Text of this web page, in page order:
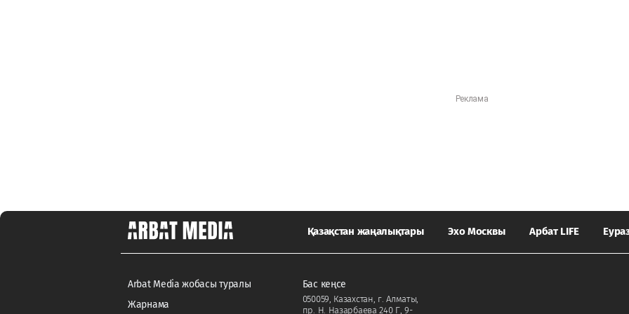
Қазақстан жаңалықтары Эхо Москвы Арбат LIFE
Arbat Media жобасы туралы
Жарнама
Бас кеңсе
050059, Казахстан, г. Алматы,
пр. Н. Назарбаева 240 Г, 9-